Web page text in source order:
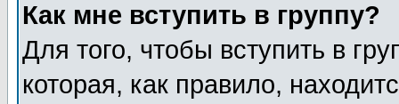
Как мне вступить в группу?
Для того, чтобы вступить в
которая, как правило,